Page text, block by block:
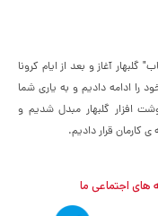
گتاب" گلبهار آغاز و بعد از ایام کرونا
را ادامه دادیم و به یاری شما
افزار گلبهار مبدل شدیم و
کارمان قرار دادیم.
های اجتماعی ما